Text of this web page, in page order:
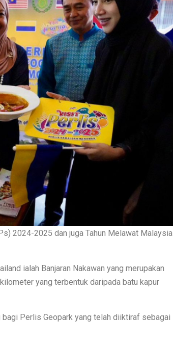
2024-2025 dan juga Tahun Melawat Malaysia
ialah Banjaran Nakawan yang merupakan
yang terbentuk daripada batu kapur
bagi Perlis Geopark yang telah diiktiraf sebagai